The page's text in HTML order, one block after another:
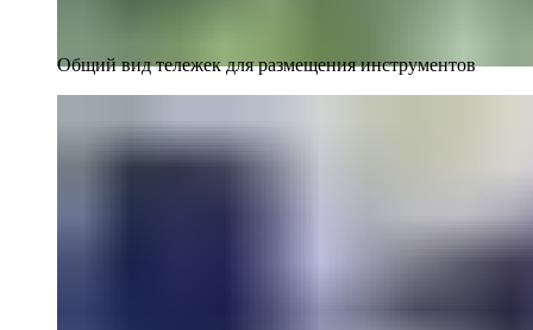
Общий вид тележек для размещения инструментов